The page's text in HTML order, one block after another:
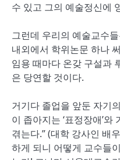
수 있고 그의 예술정신에
그런데 우리의 예술교수
내외에서 학위논문 하나
임용 때마다 온갖 구설과
은 당연할 것이다.
거기다 졸업을 앞둔 자기
이 좁아지는 ‘표정장애’와
겪는다.” (대학 강사인 배
하게 되니 어떻게 교수들